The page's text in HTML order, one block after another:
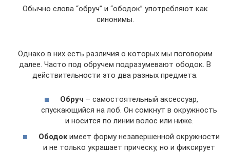
Обычно слова “обруч” и “ободок” употребляют как
синонимы.
Однако в них есть различия о которых мы поговорим
далее. Часто под обручем подразумевают ободок. В
действительности это два разных предмета.
Обруч – самостоятельный аксессуар,
спускающийся на лоб. Он сомкнут в окружность
и носится по линии волос или ниже.
Ободокимеет форму незавершенной окружности
и не только украшает прическу, но и фиксирует